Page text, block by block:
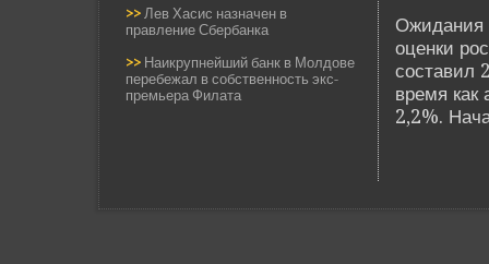
>> Лев Хасис назначен в
правление Сбербанка
>> Наикрупнейший банк в Молдове
перебежал в собственность экс-
премьера Филата
Ожидания
оценки
составил
время как
2,2%.